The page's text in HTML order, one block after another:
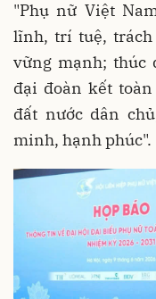
"Phụ nữ Việt
lĩnh, trí tuệ, trách
vững mạnh; thúc
đại đoàn kết
đất nước dân
minh, hạnh phúc".